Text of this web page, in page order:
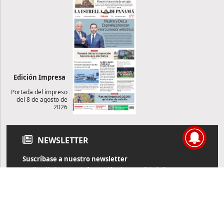
Edición Impresa
Portada del impreso
del 8 de agosto de
2026
NEWSLETTER
Suscríbase a nuestro newsletter
Reciba diariamente información de actualidad directamente en